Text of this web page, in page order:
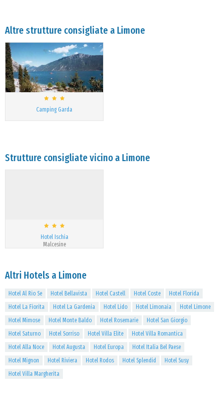
Altre strutture consigliate a Limone
Camping Garda
Strutture consigliate vicino a Limone
Hotel Ischia
Malcesine
Altri Hotels a Limone
Hotel Al Rio Se Hotel Bellavista Hotel Castell Hotel Coste
Hotel Florida
Hotel La Fiorita
Hotel La Gardenia Hotel Lido Hotel Limonaia
Hotel Limone
Hotel Mimose
Hotel Monte Baldo Hotel Rosemarie
Hotel San Giorgio
Hotel Saturno
Hotel Sorriso Hotel Villa Elite
Hotel Villa Romantica
Hotel Alla Noce
Hotel Augusta Hotel Europa
Hotel Italia Bel Paese
Hotel Mignon
Hotel Riviera Hotel Rodos Hotel Splendid
Hotel Susy
Hotel Villa Margherita